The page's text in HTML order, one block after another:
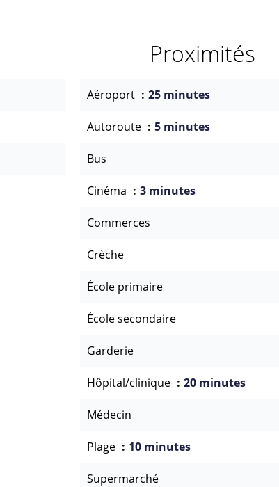
Proximités
Aéroport 25 minutes
Autoroute 5 minutes
Bus
Cinéma 3 minutes
Commerces
Crèche
École primaire
École secondaire
Garderie
Hôpital/clinique 20 minutes
Médecin
Plage 10 minutes
Supermarché